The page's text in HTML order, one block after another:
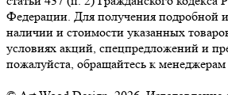
Федерации. Для получения подробной
наличии и стоимости указанных
условиях акций, спецпредложений и
пожалуйста, обращайтесь к